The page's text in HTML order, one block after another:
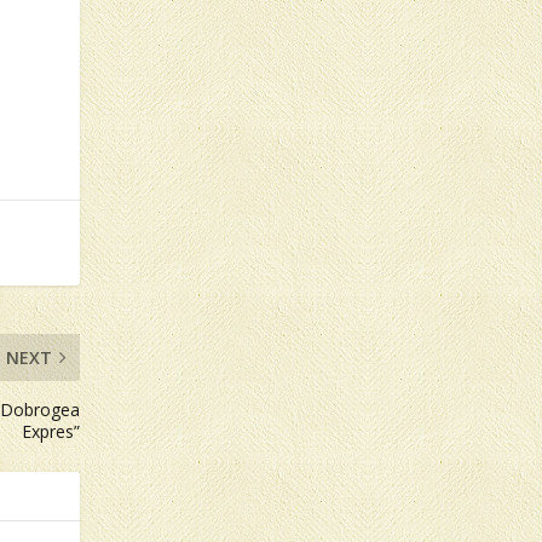
NEXT
Expres”